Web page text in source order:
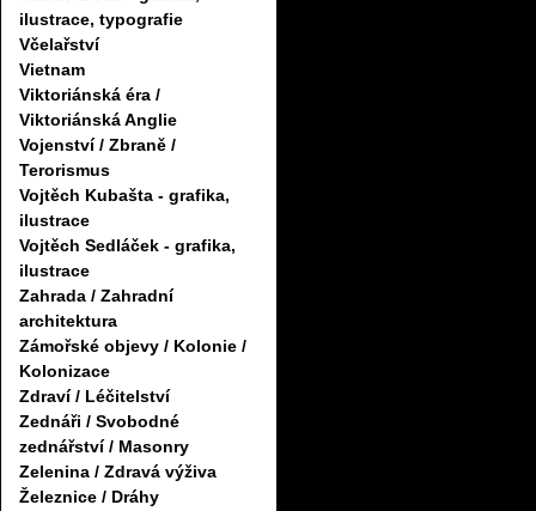
ilustrace, typografie
Včelařství
Vietnam
Viktoriánská éra /
Viktoriánská Anglie
Vojenství / Zbraně /
Terorismus
Vojtěch Kubašta - grafika,
ilustrace
Vojtěch Sedláček - grafika,
ilustrace
Zahrada / Zahradní
architektura
Zámořské objevy / Kolonie /
Kolonizace
Zdraví / Léčitelství
Zednáři / Svobodné
zednářství / Masonry
Zelenina / Zdravá výživa
Železnice / Dráhy